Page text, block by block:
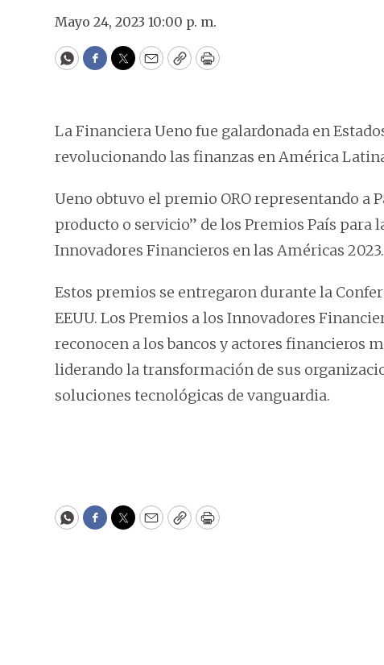
Mayo 24, 2023 10:00 p. m.
WhatsApp
Facebook
Twitter
EmailCopyPrint
La Financiera Ueno fue galardonada en
revolucionando las finanzas en América
Ueno obtuvo el premio ORO representando a
producto o servicio” de los Premios País para
Innovadores Financieros en las Américas 2023.
Estos premios se entregaron durante la
EEUU. Los Premios a los Innovadores
reconocen a los bancos y actores financieros
liderando la transformación de sus
soluciones tecnológicas de vanguardia.
WhatsApp
Facebook
Twitter
EmailCopyPrint